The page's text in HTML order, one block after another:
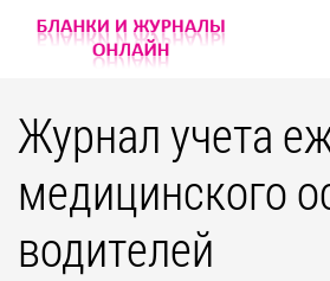
Журнал учета
медицинского
водителей